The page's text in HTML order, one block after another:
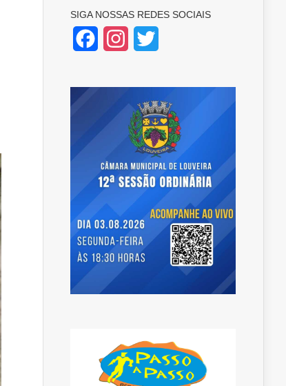
SIGA NOSSAS REDES SOCIAIS
FacebookInstagram